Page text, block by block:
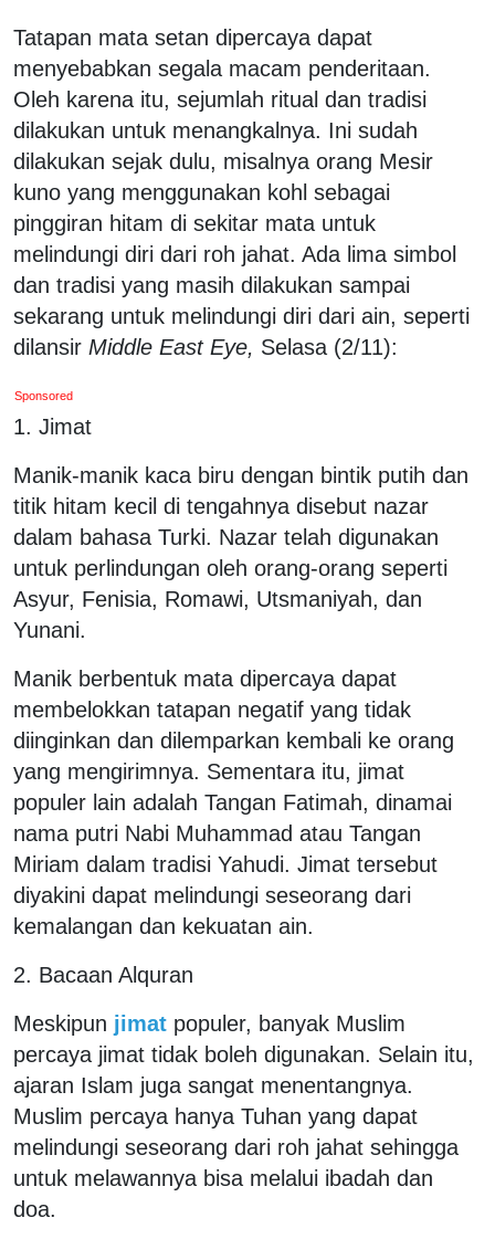
Tatapan mata setan dipercaya dapat
menyebabkan segala macam penderitaan.
Oleh karena itu, sejumlah ritual dan tradisi
dilakukan untuk menangkalnya. Ini sudah
dilakukan sejak dulu, misalnya orang Mesir
kuno yang menggunakan kohl sebagai
pinggiran hitam di sekitar mata untuk
melindungi diri dari roh jahat. Ada lima simbol
dan tradisi yang masih dilakukan sampai
sekarang untuk melindungi diri dari ain, seperti
dilansir Middle East Eye, Selasa (2/11):
Sponsored
1. Jimat
Manik-manik kaca biru dengan bintik putih dan
titik hitam kecil di tengahnya disebut nazar
dalam bahasa Turki. Nazar telah digunakan
untuk perlindungan oleh orang-orang seperti
Asyur, Fenisia, Romawi, Utsmaniyah, dan
Yunani.
Manik berbentuk mata dipercaya dapat
membelokkan tatapan negatif yang tidak
diinginkan dan dilemparkan kembali ke orang
yang mengirimnya. Sementara itu, jimat
populer lain adalah Tangan Fatimah, dinamai
nama putri Nabi Muhammad atau Tangan
Miriam dalam tradisi Yahudi. Jimat tersebut
diyakini dapat melindungi seseorang dari
kemalangan dan kekuatan ain.
2. Bacaan Alquran
Meskipun jimat populer, banyak Muslim
percaya jimat tidak boleh digunakan. Selain itu,
ajaran Islam juga sangat menentangnya.
Muslim percaya hanya Tuhan yang dapat
melindungi seseorang dari roh jahat sehingga
untuk melawannya bisa melalui ibadah dan
doa.